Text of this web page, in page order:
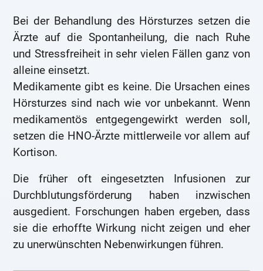
Bei der Behandlung des Hörsturzes setzen die
Ärzte auf die Spontanheilung, die nach Ruhe
und Stressfreiheit in sehr vielen Fällen ganz von
alleine einsetzt.
Medikamente gibt es keine. Die Ursachen eines
Hörsturzes sind nach wie vor unbekannt. Wenn
medikamentös entgegengewirkt werden soll,
setzen die HNO-Ärzte mittlerweile vor allem auf
Kortison.
Die früher oft eingesetzten Infusionen zur
Durchblutungsförderung haben inzwischen
ausgedient. Forschungen haben ergeben, dass
sie die erhoffte Wirkung nicht zeigen und eher
zu unerwünschten Nebenwirkungen führen.